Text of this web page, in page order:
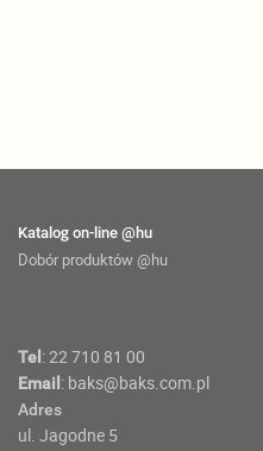
Katalog on-line @hu
Dobór produktów @hu
Tel :22 710 81 00
Email : baks@baks.com.pl
Adres
ul. Jagodne 5